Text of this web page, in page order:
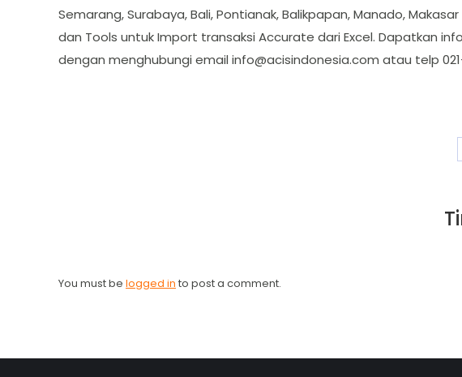
Semarang, Surabaya, Bali, Pontianak, Balikpapan, Manado,
dan Tools untuk Import transaksi Accurate dari Excel. Dapatkan
dengan menghubungi email info@acisindonesia.com atau telp
You must be logged in to post a comment.